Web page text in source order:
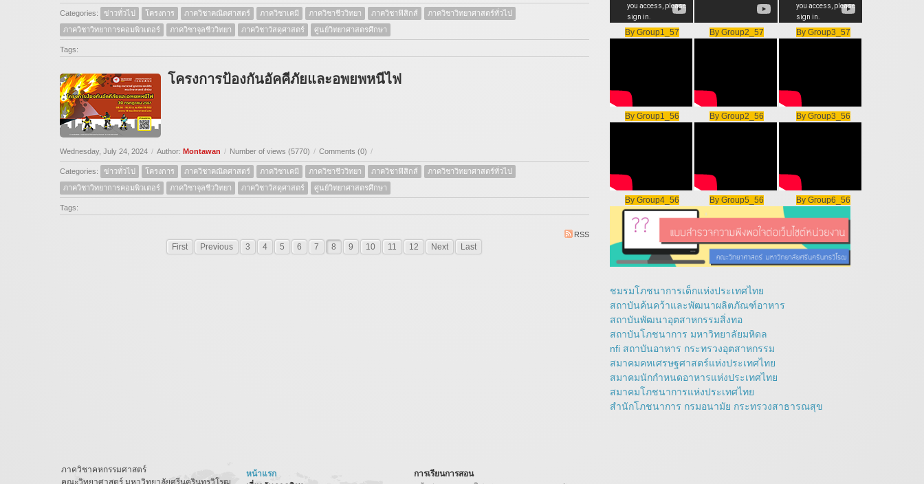
Categories: ข่าวทั่วไป โครงการ ภาควิชาคณิตศาสตร์ ภาควิชาเคมี ภาควิชาชีววิทยา ภาควิชาฟิสิกส์
ภาควิชาวิทยาศาสตร์ทั่วไป
ภาควิชาวิทยาการคอมพิวเตอร์
ภาควิชาจุลชีววิทยา ภาควิชาวัสดุศาสตร์ ศูนย์วิทยาศาสตรศึกษา
Tags:
โครงการป้องกันอัคคีภัยและอพยพหนีไฟ
Wednesday, July 24, 2024 / Author: Montawan / Number of views (5770) / Comments (0) /
Categories: ข่าวทั่วไป โครงการ ภาควิชาคณิตศาสตร์ ภาควิชาเคมี ภาควิชาชีววิทยา ภาควิชาฟิสิกส์
ภาควิชาวิทยาศาสตร์ทั่วไป
ภาควิชาวิทยาการคอมพิวเตอร์
ภาควิชาจุลชีววิทยา ภาควิชาวัสดุศาสตร์ ศูนย์วิทยาศาสตรศึกษา
Tags:
RSS
First Previous 3 4 5 6 7 8 9 10 11 12 Next Last
By Group1_57 By Group2_57 By Group3_57
By Group1_56 By Group2_56 By Group3_56
By Group4_56 By Group5_56 By Group6_56
ชมรมโภชนาการเด็กแห่งประเทศไทย
สถาบันค้นคว้าและพัฒนาผลิตภัณฑ์อาหาร
สถาบันพัฒนาอุตสาหกรรมสิ่งทอ
สถาบันโภชนาการ มหาวิทยาลัยมหิดล
nfi สถาบันอาหาร กระทรวงอุตสาหกรรม
สมาคมคหเศรษฐศาสตร์แห่งประเทศไทย
สมาคมนักกำหนดอาหารแห่งประเทศไทย
สมาคมโภชนาการแห่งประเทศไทย
สำนักโภชนาการ กรมอนามัย กระทรวงสาธารณสุข
ภาควิชาคหกรรมศาสตร์
คณะวิทยาศาสตร์ มหาวิทยาลัยศรีนครินทรวิโรฒ
หน้าแรก
การเรียนการสอน